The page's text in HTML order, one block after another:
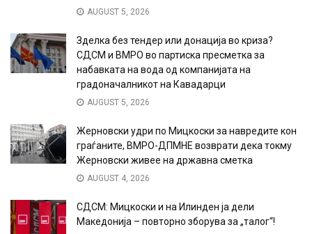
AUGUST 5, 2026
Зделка без тендер или донација во криза?
СДСМ и ВМРО во партиска пресметка за
набавката на вода од компанијата на
градоначалникот на Кавадарци
AUGUST 5, 2026
Жерновски удри по Мицкоски за навредите кон
граѓаните, ВМРО-ДПМНЕ возврати дека токму
Жерновски живее на државна сметка
AUGUST 4, 2026
СДСМ: Мицкоски и на Илинден ја дели
Македонија – повторно зборува за „талог“!